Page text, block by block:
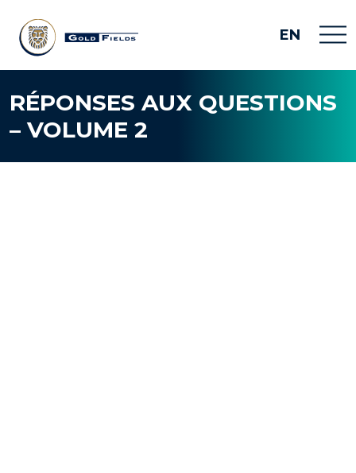
EN
RÉPONSES AUX QUESTIONS
– VOLUME 2